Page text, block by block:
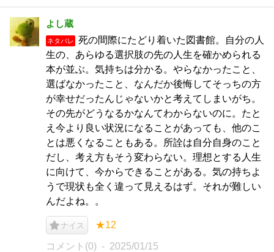
よし蔵
ネタバレ
死の間際にたどり着いた図書館。自分の人
生の、あらゆる選択肢の先の人生を確かめられる
本が並ぶ。気持ちは分かる。やらなかったこと、
選ばなかったこと、なんだか後悔してそっちの方
が幸せだったんじゃないかと考えてしまいがち。
その先がどうなるかなんてわからないのに。たと
え今より良い状況になることがあっても、他のこ
とは悪くなることもある。所詮は自分自身のこと
だし、考え方もそう変わらない。理想とする人生
に向けて、今からできることがある。気の持ちよ
うで現状も全く違って見えるはず。それが難しい
んだよね。。
ナイス ★12
コメント(0) 2025/01/15